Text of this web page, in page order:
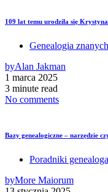
109 lat temu urodziła się
Genealogia znanych
byAlan Jakman
1 marca 2025
3 minute read
No comments
Bazy genealogiczne – narzędzie
Poradniki genealoga
byMore Maiorum